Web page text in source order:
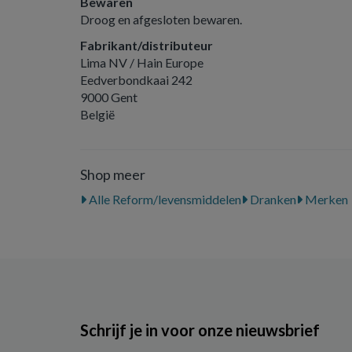
Droog en afgesloten bewaren.
Fabrikant/distributeur
Lima NV / Hain Europe
Eedverbondkaai 242
9000 Gent
België
Shop meer
Alle Reform/levensmiddelen Dranken Merken
Schrijf je in voor onze nieuwsbrief